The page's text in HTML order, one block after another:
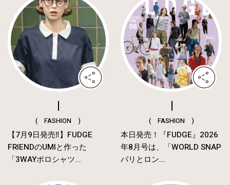
( FASHION )
【7月9日発売‼︎】FUDGE
FRIENDのUMIと作った
「3WAYポロシャツ...
( FASHION )
本日発売！『FUDGE』2026
年8月号は、「WORLD SNAP
パリとロン...